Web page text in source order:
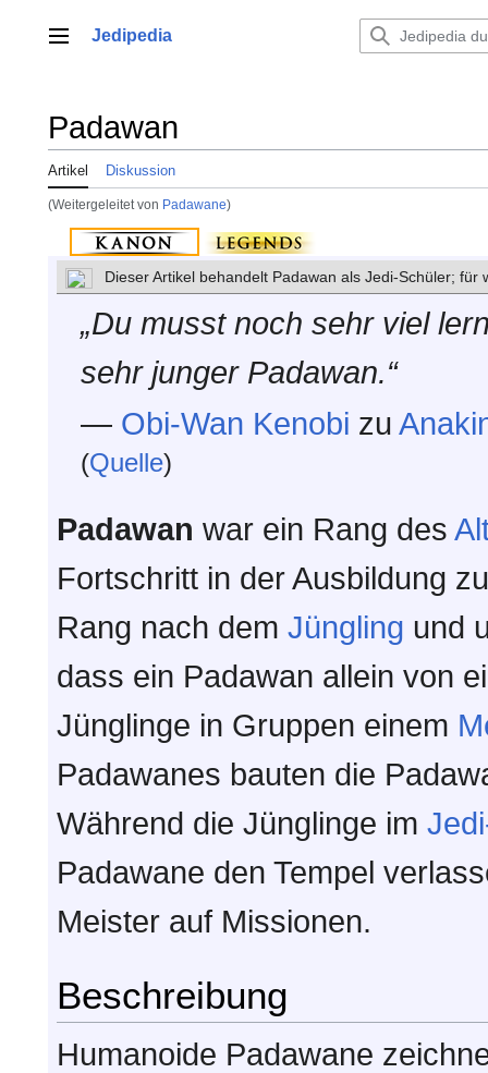
springenHauptmenü
Jedipedia
Padawan
Artikel Diskussion
(Weitergeleitet von Padawane)
Dieser Artikel behandelt Padawan als Jedi-Schüler;
„Du musst noch sehr viel
sehr junger Padawan.“
— Obi-Wan Kenobi zu
(Quelle)
Padawan war ein Rang des
Fortschritt in der Ausbildung
Rang nach dem Jüngling und
dass ein Padawan allein von
Jünglinge in Gruppen einem
Padawanes bauten die
Während die Jünglinge im
Padawane den Tempel
Meister auf Missionen.
Beschreibung
Humanoide Padawane